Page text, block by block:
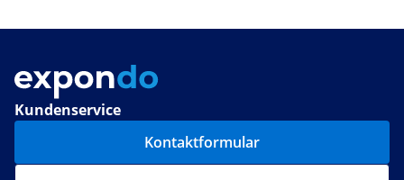
Kundenservice
Kontaktformular